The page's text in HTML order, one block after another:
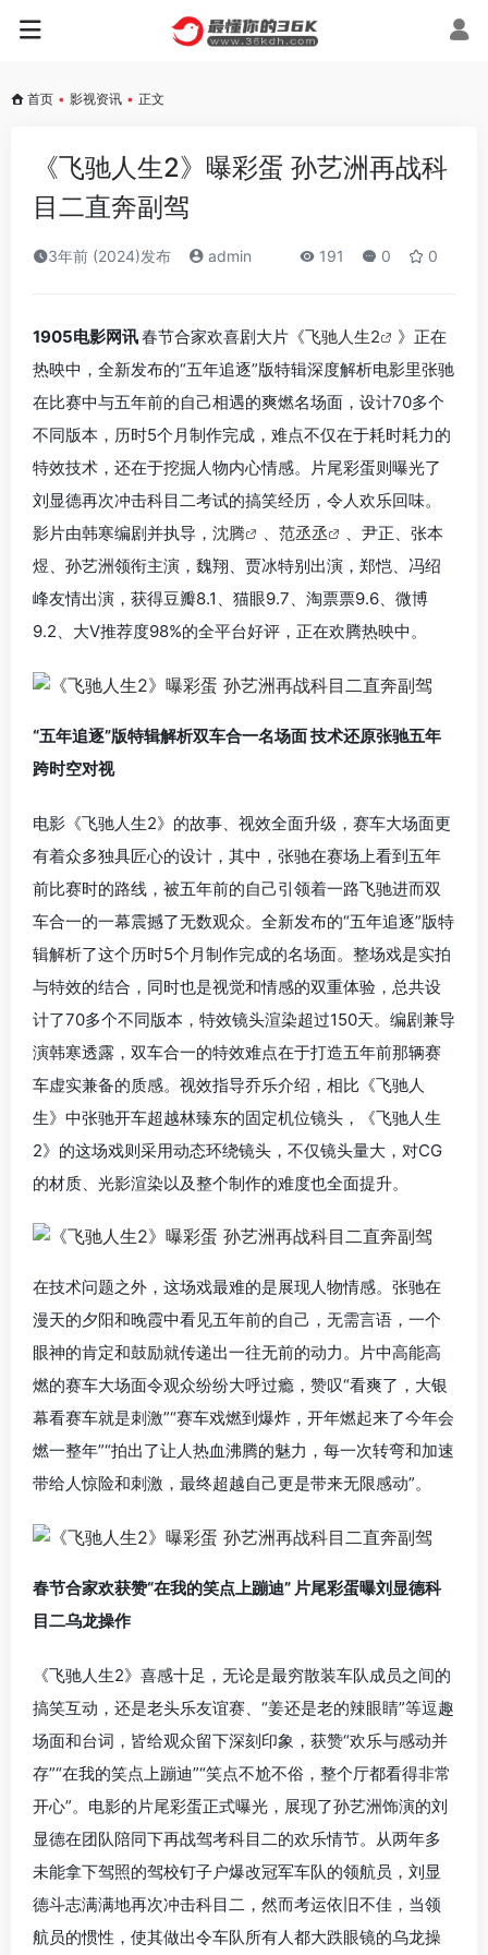
首页 • 影视资讯 • 正文
《飞驰人生2》曝彩蛋 孙艺洲再战科
目二直奔副驾
3年前 (2024)发布 admin 191 0 0
1905电影网讯春节合家欢喜剧大片《飞驰人生2
》正在
热映中，全新发布的“五年追逐”版特辑深度解析电影里张驰
在比赛中与五年前的自己相遇的爽燃名场面，设计70多个
不同版本，历时5个月制作完成，难点不仅在于耗时耗力的
特效技术，还在于挖掘人物内心情感。片尾彩蛋则曝光了
刘显德再次冲击科目二考试的搞笑经历，令人欢乐回味。
影片由韩寒编剧并执导， 沈腾 、 范丞丞
、尹正、张本
煜、孙艺洲领衔主演，魏翔、贾冰特别出演，郑恺、冯绍
峰友情出演，获得豆瓣8.1、猫眼9.7、淘票票9.6、微博
9.2、大V推荐度98%的全平台好评，正在欢腾热映中。
“五年追逐”版特辑解析双车合一名场面 技术还原张驰五年
跨时空对视
电影《飞驰人生2》的故事、视效全面升级，赛车大场面更
有着众多独具匠心的设计，其中，张驰在赛场上看到五年
前比赛时的路线，被五年前的自己引领着一路飞驰进而双
车合一的一幕震撼了无数观众。全新发布的“五年追逐”版特
辑解析了这个历时5个月制作完成的名场面。整场戏是实拍
与特效的结合，同时也是视觉和情感的双重体验，总共设
计了70多个不同版本，特效镜头渲染超过150天。编剧兼导
演韩寒透露，双车合一的特效难点在于打造五年前那辆赛
车虚实兼备的质感。视效指导乔乐介绍，相比《飞驰人
生》中张驰开车超越林臻东的固定机位镜头，《飞驰人生
2》的这场戏则采用动态环绕镜头，不仅镜头量大，对CG
的材质、光影渲染以及整个制作的难度也全面提升。
在技术问题之外，这场戏最难的是展现人物情感。张驰在
漫天的夕阳和晚霞中看见五年前的自己，无需言语，一个
眼神的肯定和鼓励就传递出一往无前的动力。片中高能高
燃的赛车大场面令观众纷纷大呼过瘾，赞叹“看爽了，大银
幕看赛车就是刺激”“赛车戏燃到爆炸，开年燃起来了今年会
燃一整年”“拍出了让人热血沸腾的魅力，每一次转弯和加速
带给人惊险和刺激，最终超越自己更是带来无限感动”。
春节合家欢获赞“在我的笑点上蹦迪” 片尾彩蛋曝刘显德科
目二乌龙操作
《飞驰人生2》喜感十足，无论是最穷散装车队成员之间的
搞笑互动，还是老头乐友谊赛、“姜还是老的辣眼睛”等逗趣
场面和台词，皆给观众留下深刻印象，获赞“欢乐与感动并
存”“在我的笑点上蹦迪”“笑点不尬不俗，整个厅都看得非常
开心”。电影的片尾彩蛋正式曝光，展现了孙艺洲饰演的刘
显德在团队陪同下再战驾考科目二的欢乐情节。从两年多
未能拿下驾照的驾校钉子户爆改冠军车队的领航员，刘显
德斗志满满地再次冲击科目二，然而考运依旧不佳，当领
航员的惯性，使其做出令车队所有人都大跌眼镜的乌龙操